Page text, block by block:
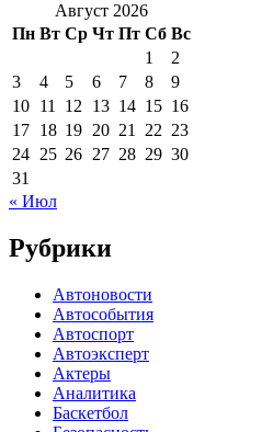
Август 2026
Пн Вт Ср Чт Пт Сб Вс
1
2
3
4 5 6 7 8
9
10 11 12 13 14 15 16
17 18 19 20 21 22 23
24 25 26 27 28 29 30
31
« Июл
Рубрики
Автоновости
Автособытия
Автоспорт
Автоэксперт
Актеры
Аналитика
Баскетбол